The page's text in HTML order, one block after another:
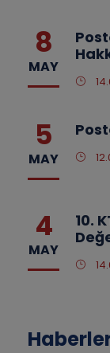
8
MAY
5
MAY
4
MAY
10.